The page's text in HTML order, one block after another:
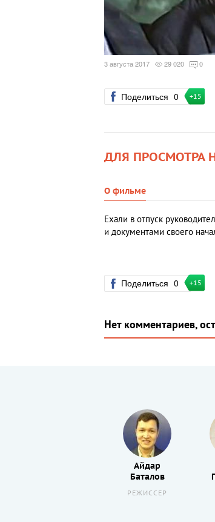
3 августа 2017 29 020 0
Поделиться 0 +15
ДЛЯ ПРОСМОТРА
О фильме
Ехали в отпуск
и документами своего
Поделиться 0 +15
Нет комментариев,
Айдар
Баталов
РЕЖИССЕР